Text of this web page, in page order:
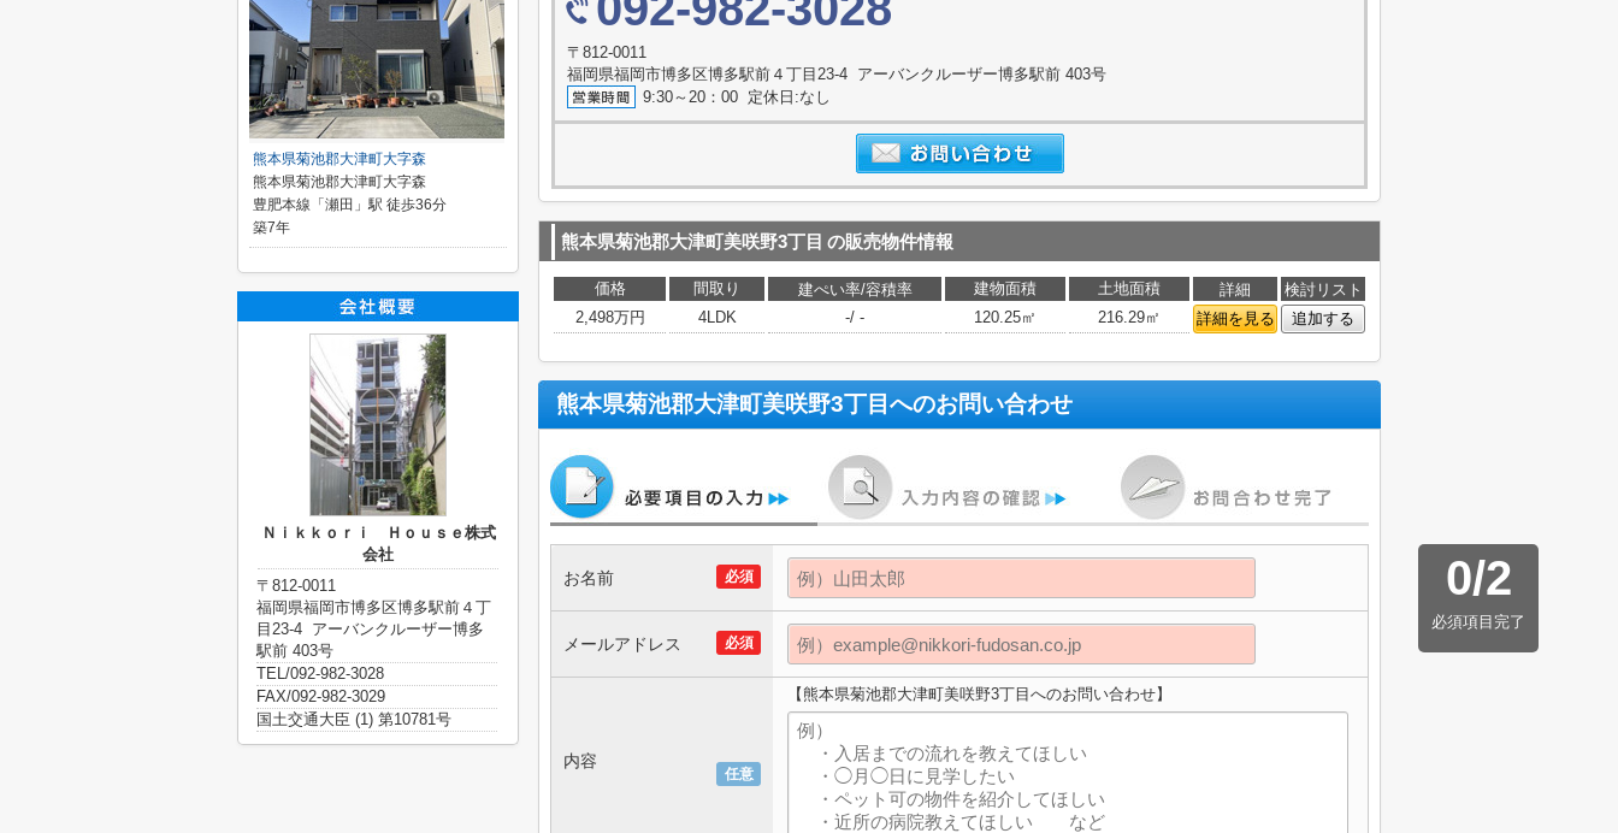
〒812-0011
福岡県福岡市博多区博多駅前４丁目23-4 アーバンクルーザー博多駅前 403号
9:30～20：00 定休日:なし
熊本県菊池郡大津町美咲野3丁目 の販売物件情報
価格 間取り 建ぺい率/容積率 建物面積 土地面積 詳細
検討リスト
2,498万円
4LDK -/ - 120.25㎡ 216.29㎡ 詳細を見る 追加する
熊本県菊池郡大津町美咲野3丁目 へのお問い合わせ
0/2
必須項目完了
必須
お名前
必須
メールアドレス
任意
内容
【熊本県菊池郡大津町美咲野3丁目へのお問い合わせ】
熊本県菊池郡大津町大字森
熊本県菊池郡大津町大字森
豊肥本線「瀬田」駅 徒歩36分
築7年
Ｎｉｋｋｏｒｉ Ｈｏｕｓｅ株式
会社
〒812-0011
福岡県福岡市博多区博多駅前４丁
目23-4 アーバンクルーザー博多
駅前 403号
TEL/092-982-3028
FAX/092-982-3029
国土交通大臣 (1) 第10781号